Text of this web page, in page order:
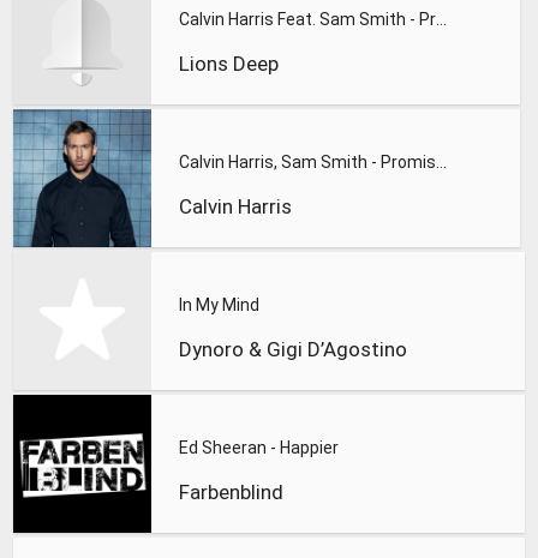
Lions Deep
Calvin Harris
In My Mind
Dynoro & Gigi D’Agostino
Ed Sheeran - Happier
Farbenblind